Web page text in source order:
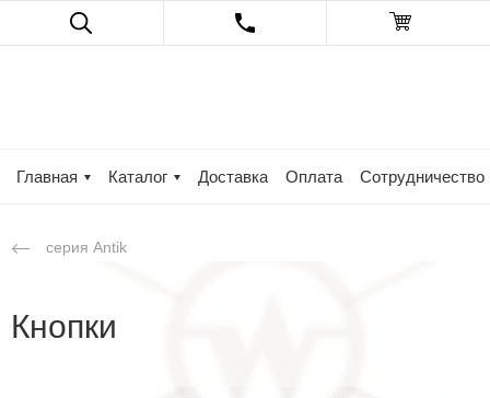
Главная Каталог Доставка Оплата Сотрудничество
серия Antik
Кнопки